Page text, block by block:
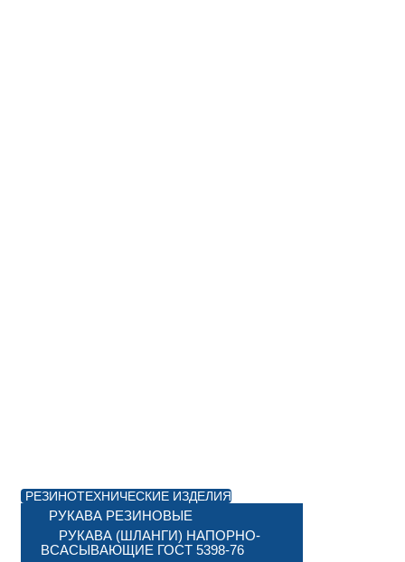
РЕЗИНОТЕХНИЧЕСКИЕ ИЗДЕЛИЯ
РУКАВА РЕЗИНОВЫЕ
РУКАВА (ШЛАНГИ) НАПОРНО-
ВСАСЫВАЮЩИЕ ГОСТ 5398-76